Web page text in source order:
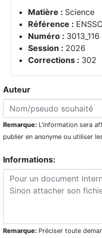
Matière : Science
Référence :
Numéro : 3013_116
Session : 2026
Corrections : 302
Auteur
Remarque: L'information sera
publier en anonyme ou utiliser
Informations:
Remarque: Préciser toute